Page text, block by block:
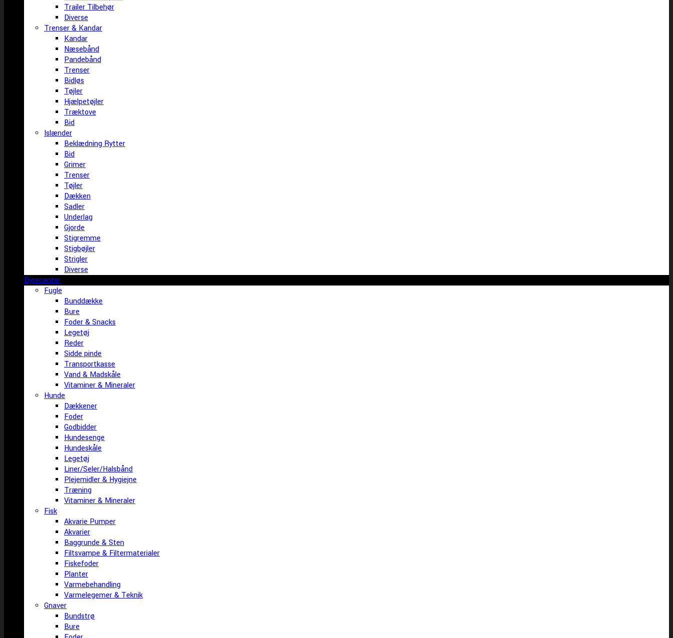
Trailer Tilbehør
Diverse
Trenser & Kandar
Kandar
Næsebånd
Pandebånd
Trenser
Bidløs
Tøjler
Hjælpetøjler
Træktove
Bid
Islænder
Beklædning Rytter
Bid
Grimer
Trenser
Tøjler
Dækken
Sadler
Underlag
Gjorde
Stigremme
Stigbøjler
Strigler
Diverse
Dyrecenter
Fugle
Bunddække
Bure
Foder & Snacks
Legetøj
Reder
Sidde pinde
Transportkasse
Vand & Madskåle
Vitaminer & Mineraler
Hunde
Dækkener
Foder
Godbidder
Hundesenge
Hundeskåle
Legetøj
Liner/Seler/Halsbånd
Plejemidler & Hygiejne
Træning
Vitaminer & Mineraler
Fisk
Akvarie Pumper
Akvarier
Baggrunde & Sten
Filtsvampe & Filtermaterialer
Fiskefoder
Planter
Varmebehandling
Varmelegemer & Teknik
Gnaver
Bundstrø
Bure